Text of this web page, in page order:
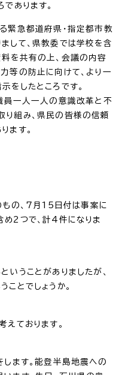
あります。
緊急都道府県・指定都市教
して、県教委では学校を含
を共有の上、会議の内容
等の防止に向けて、より一
をしたところです。
員一人一人の意識改革と不
組み、県民の皆様の信頼
ます。
の、7月15日付は事案に
2つで、計4件になりま
うことがありましたが、
ことでしょうか。
ております。
ます。能登半島地震への